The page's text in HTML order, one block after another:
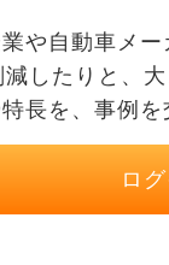
や自動車メ
したりと、
長を、事例を
ロ